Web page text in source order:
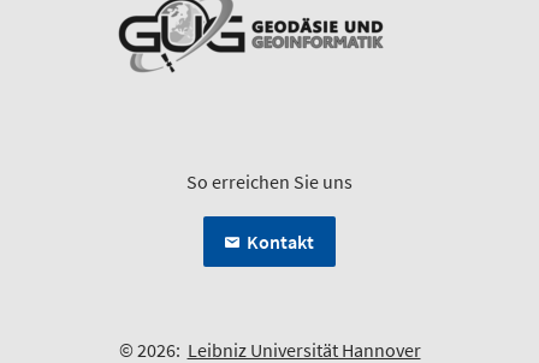
So erreichen Sie uns
Kontakt
© 2026: Leibniz Universität Hannover